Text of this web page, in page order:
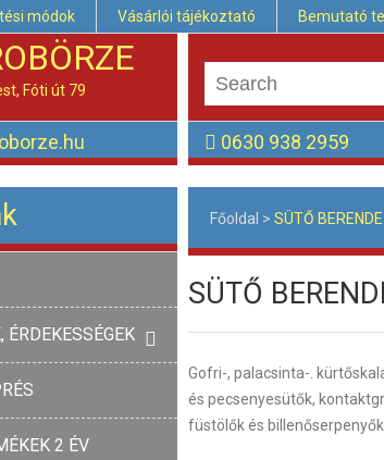
módok Vásárlói tájékoztató Bemutató
Fóti út 79
0630 938 2959
2 ÉV
Főoldal > SÜTŐ
SÜTŐ
Gofri-, palacsinta-.
és pecsenyesütők,
füstölők és